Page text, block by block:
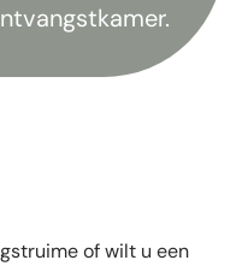
of wilt u een